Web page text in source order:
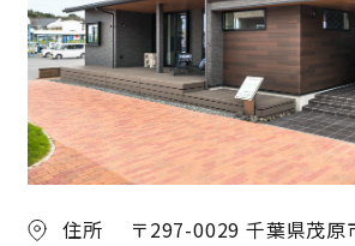
住所
〒297-0029 千葉県茂